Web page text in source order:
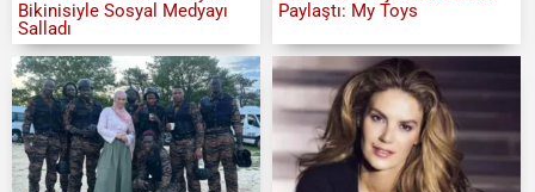
Bikinisiyle Sosyal Medyayı
Salladı
Paylaştı: My Toys